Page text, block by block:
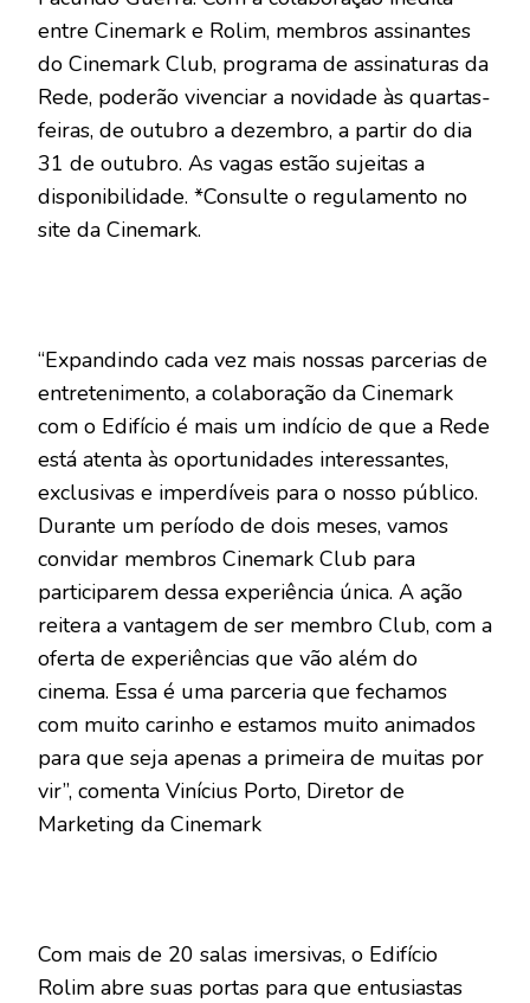
entre Cinemark e Rolim, membros assinantes
do Cinemark Club, programa de assinaturas da
Rede, poderão vivenciar a novidade às quartas-
feiras, de outubro a dezembro, a partir do dia
31 de outubro. As vagas estão sujeitas a
disponibilidade. *Consulte o regulamento no
site da Cinemark.
“Expandindo cada vez mais nossas parcerias de
entretenimento, a colaboração da Cinemark
com o Edifício é mais um indício de que a Rede
está atenta às oportunidades interessantes,
exclusivas e imperdíveis para o nosso público.
Durante um período de dois meses, vamos
convidar membros Cinemark Club para
participarem dessa experiência única. A ação
reitera a vantagem de ser membro Club, com a
oferta de experiências que vão além do
cinema. Essa é uma parceria que fechamos
com muito carinho e estamos muito animados
para que seja apenas a primeira de muitas por
vir”, comenta Vinícius Porto, Diretor de
Marketing da Cinemark
Com mais de 20 salas imersivas, o Edifício
Rolim abre suas portas para que entusiastas